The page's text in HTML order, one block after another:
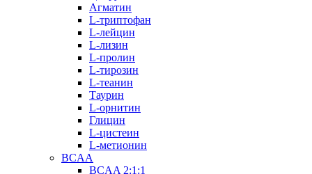
Агматин
L-триптофан
L-лейцин
L-лизин
L-пролин
L-тирозин
L-теанин
Таурин
L-орнитин
Глицин
L-цистеин
L-метионин
BCAA
BCAA 2:1:1